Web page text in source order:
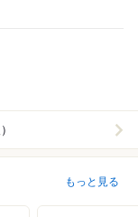
もっと見る